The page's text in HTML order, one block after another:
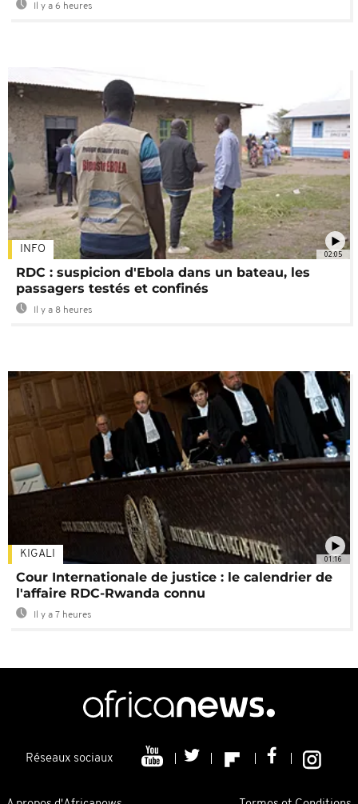
Il y a 6 heures
02:05
INFO
RDC : suspicion d'Ebola dans un bateau, les
passagers testés et confinés
Il y a 8 heures
01:16
KIGALI
Cour Internationale de justice : le calendrier de
l'affaire RDC-Rwanda connu
Il y a 7 heures
Réseaux sociaux